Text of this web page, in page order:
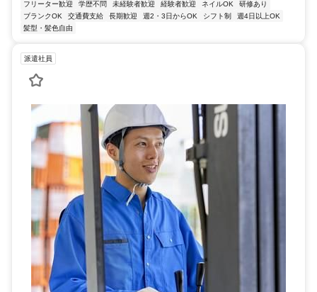
フリーター歓迎
学歴不問 未経験者歓迎 経験者歓迎 ネイルOK
研修あり
ブランクOK
交通費支給 長期歓迎 週2・3日からOK シフト制
週4日以上OK
髪型・髪色自由
派遣社員